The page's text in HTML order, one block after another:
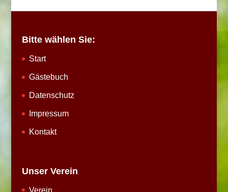
Bitte wählen Sie:
Start
Gästebuch
Datenschutz
Impressum
Kontakt
Unser Verein
Verein